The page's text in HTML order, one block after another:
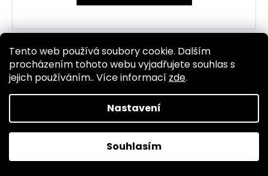
Tento web používá soubory cookie. Dalším
procházením tohoto webu vyjadřujete souhlas s
jejich používáním.. Více informací zde.
Nastavení
Souhlasím